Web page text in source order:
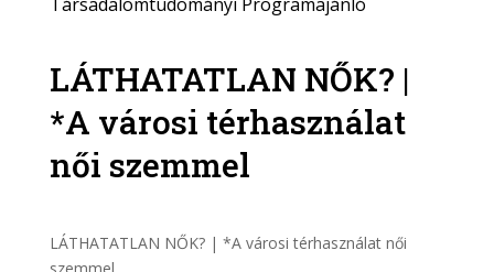
LÁTHATATLAN NŐK? |
*A városi térhasználat
női szemmel
LÁTHATATLAN NŐK? | *A városi térhasználat női